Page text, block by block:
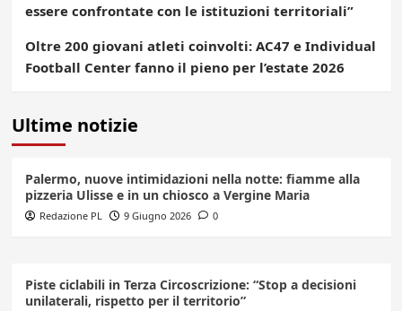
essere confrontate con le istituzioni territoriali”
Oltre 200 giovani atleti coinvolti: AC47 e Individual
Football Center fanno il pieno per l’estate 2026
Ultime notizie
Palermo, nuove intimidazioni nella notte: fiamme alla
pizzeria Ulisse e in un chiosco a Vergine Maria
Redazione PL 9 Giugno 2026 0
Piste ciclabili in Terza Circoscrizione: “Stop a decisioni
unilaterali, rispetto per il territorio”